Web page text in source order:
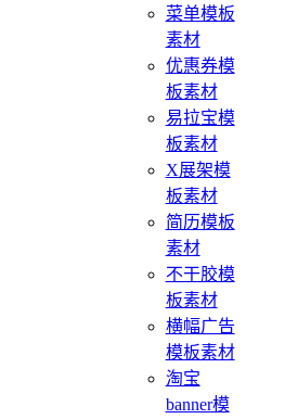
菜单模板
素材
优惠券模
板素材
易拉宝模
板素材
X展架模
板素材
简历模板
素材
不干胶模
板素材
横幅广告
模板素材
淘宝
banner模